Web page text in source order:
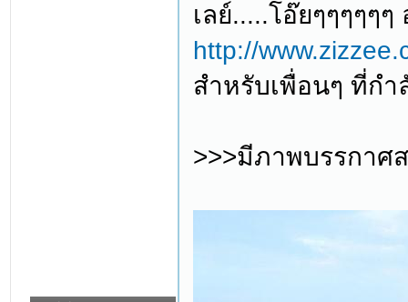
เลย์.....โอ๊ยๆๆๆๆๆ
http://
สำหรับเพื่อนๆ ที่ก
>>>มีภาพบรรกาศ